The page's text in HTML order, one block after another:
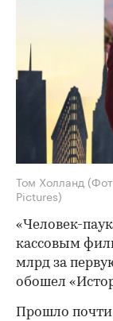
Том Холланд
Pictures)
«Человек-
кассовым
млрд за
обошел
Прошло почти